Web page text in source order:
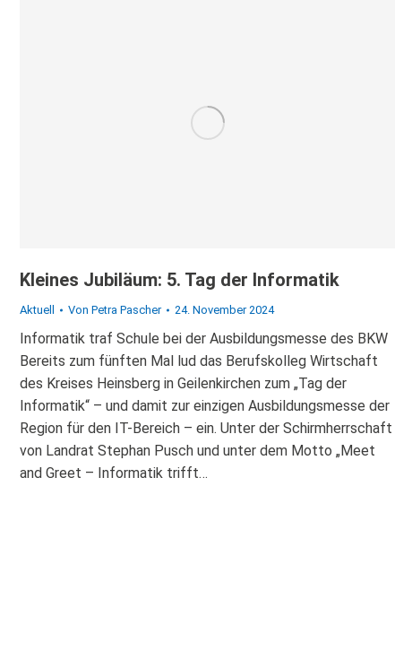
Kleines Jubiläum: 5. Tag der Informatik
Aktuell Von Petra Pascher 24. November 2024
Informatik traf Schule bei der Ausbildungsmesse des BKW
Bereits zum fünften Mal lud das Berufskolleg Wirtschaft
des Kreises Heinsberg in Geilenkirchen zum „Tag der
Informatik“ – und damit zur einzigen Ausbildungsmesse der
Region für den IT-Bereich – ein. Unter der Schirmherrschaft
von Landrat Stephan Pusch und unter dem Motto „Meet
and Greet – Informatik trifft…